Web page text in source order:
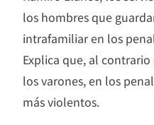
los hombres que
intrafamiliar en los
Explica que, al
los varones, en los
más violentos.